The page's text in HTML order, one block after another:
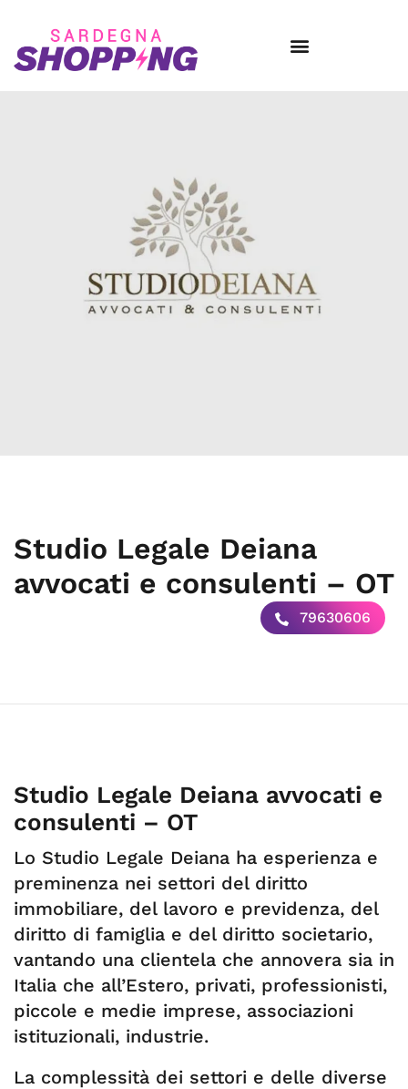
Studio Legale Deiana
avvocati e consulenti – OT
79630606
Studio Legale Deiana avvocati e
consulenti – OT
Lo Studio Legale Deiana ha esperienza e
preminenza nei settori del diritto
immobiliare, del lavoro e previdenza, del
diritto di famiglia e del diritto societario,
vantando una clientela che annovera sia in
Italia che all’Estero, privati, professionisti,
piccole e medie imprese, associazioni
istituzionali, industrie.
La complessità dei settori e delle diverse